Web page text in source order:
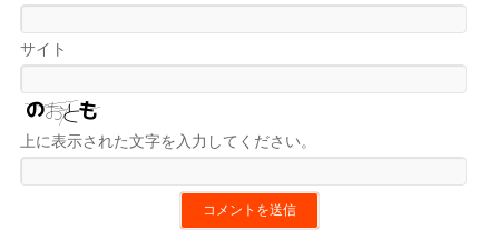
サイト
上に表示された文字を入力してください。